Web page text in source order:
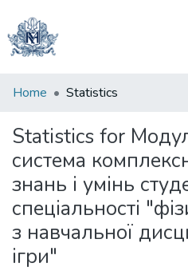
Communities
Collections
All of DSpace
Home Statistics
Statistics for
система
знань і умінь
спеціальності
з навчальної
ігри"